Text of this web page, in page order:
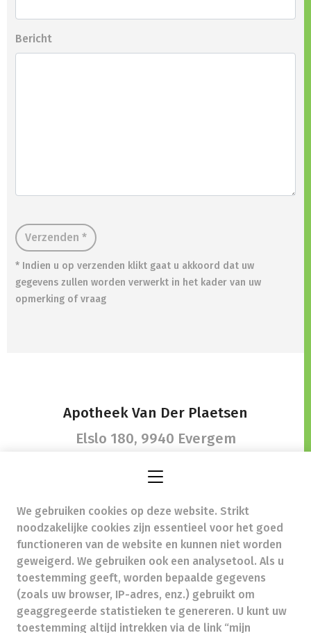
Bericht
Verzenden *
* Indien u op verzenden klikt gaat u akkoord dat uw
gegevens zullen worden verwerkt in het kader van uw
opmerking of vraag
Apotheek Van Der Plaetsen
Elslo 180, 9940 Evergem
info@apotheekvanderplaetsen.be -
Ondernemingsnummer (BTW nr.) (BE)0810650477
Beroepstitel: Apotheker werkzaam in België
Beroepsvereniging: Algemene Pharmaceutische
Bond autorisatienummer FAGG 441904
Valt onder toezicht van de Orde der Apothekers,
02/537.42.67, Henri Jasparlaan 94 1060 Brussel
We gebruiken cookies op deze website. Strikt
noodzakelijke cookies zijn essentieel voor het goed
functioneren van de website en kunnen niet worden
geweigerd. We gebruiken ook een analysetool. Als u
toestemming geeft, worden bepaalde gegevens
(zoals uw browser, IP-adres, enz.) gebruikt om
geaggregeerde statistieken te genereren. U kunt uw
toestemming altijd intrekken via de link “mijn